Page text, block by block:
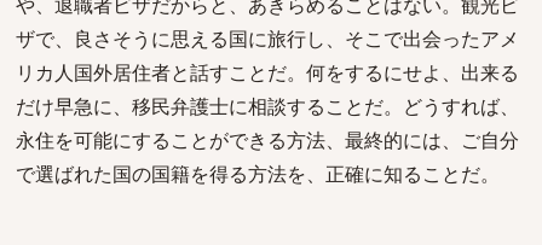
ザで、良さそうに思える国に旅行し、そこで出会ったアメ
リカ人国外居住者と話すことだ。何をするにせよ、出来る
だけ早急に、移民弁護士に相談することだ。どうすれば、
永住を可能にすることができる方法、最終的には、ご自分
で選ばれた国の国籍を得る方法を、正確に知ることだ。